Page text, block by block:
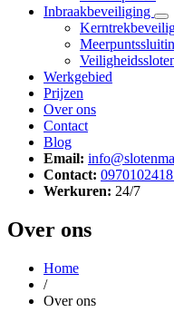
Inbraakbeveiliging
Werkgebied
Prijzen
Over ons
Contact
Blog
Email:
Contact:
Werkuren: 24/7
Over ons
Home
/
Over ons